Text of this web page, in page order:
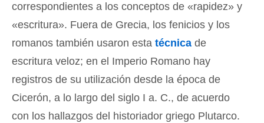
correspondientes a los conceptos de «rapidez» y
«escritura». Fuera de Grecia, los fenicios y los
romanos también usaron esta técnica de
escritura veloz; en el Imperio Romano hay
registros de su utilización desde la época de
Cicerón, a lo largo del siglo I a. C., de acuerdo
con los hallazgos del historiador griego Plutarco.